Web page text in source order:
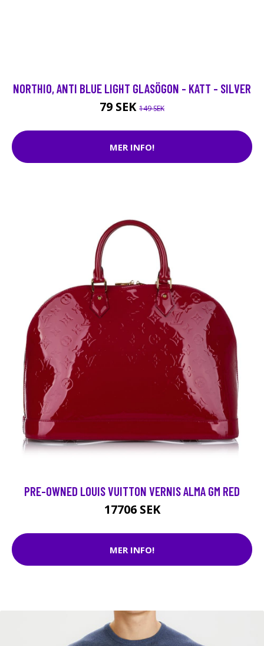
NORTHIO, ANTI BLUE LIGHT GLASÖGON - KATT - SILVER
79 SEK 149 SEK
MER INFO!
PRE-OWNED LOUIS VUITTON VERNIS ALMA GM RED
17706 SEK
MER INFO!